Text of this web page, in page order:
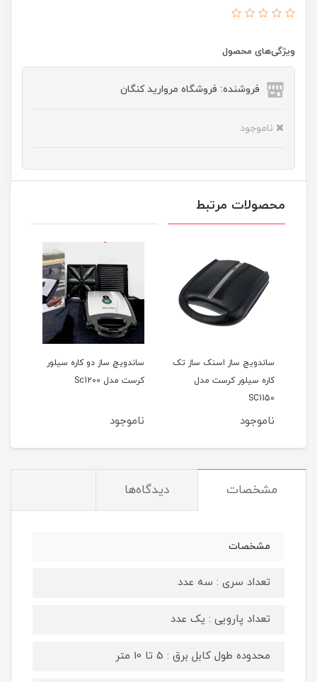
ویژگی‌های محصول
فروشنده: فروشگاه مروارید کنگان
ناموجود
محصولات مرتبط
ساندویچ ساز اسنک ساز تک
کاره سیلور کرست مدل
SC1150
ناموجود
ساندویچ ساز دو کاره سیلور
کرست مدل Sc1200
ناموجود
مشخصات دیدگاه‌ها
مشخصات
تعداد سری : سه عدد
تعداد پارویی : یک عدد
محدوده طول کابل برق : 5 تا 10 متر